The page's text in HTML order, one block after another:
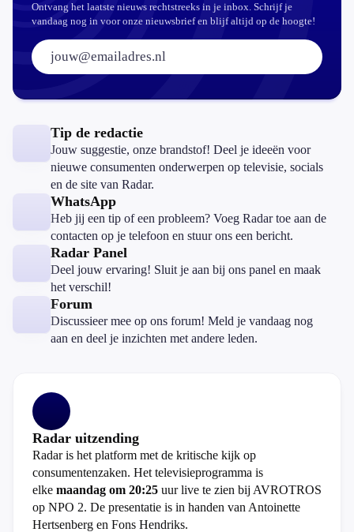
Ontvang het laatste nieuws rechtstreeks in je inbox. Schrijf je
vandaag nog in voor onze nieuwsbrief en blijf altijd op de hoogte!
E-mailadres:
Tip de redactie
Jouw suggestie, onze brandstof! Deel je ideeën voor
nieuwe consumenten onderwerpen op televisie, socials
en de site van Radar.
WhatsApp
Heb jij een tip of een probleem? Voeg Radar toe aan de
contacten op je telefoon en stuur ons een bericht.
Radar Panel
Deel jouw ervaring! Sluit je aan bij ons panel en maak
het verschil!
Forum
Discussieer mee op ons forum! Meld je vandaag nog
aan en deel je inzichten met andere leden.
Radar uitzending
Radar is het platform met de kritische kijk op
consumentenzaken. Het televisieprogramma is
elke maandag om 20:25 uur live te zien bij AVROTROS
op NPO 2. De presentatie is in handen van Antoinette
Hertsenberg en Fons Hendriks.